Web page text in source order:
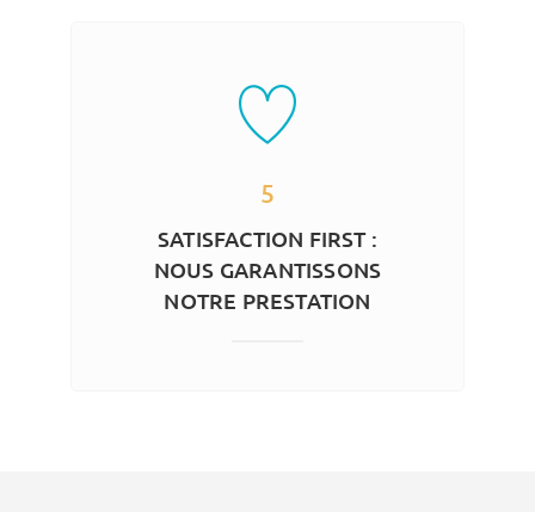
5
SATISFACTION FIRST :
NOUS GARANTISSONS
NOTRE PRESTATION